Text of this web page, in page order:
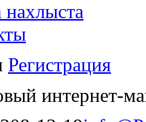
Регистрация
интернет-